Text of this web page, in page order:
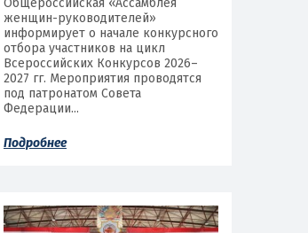
Общероссийская «Ассамблея
женщин-руководителей»
информирует о начале конкурсного
отбора участников на цикл
Всероссийских Конкурсов 2026–
2027 гг. Мероприятия проводятся
под патронатом Совета
Федерации...
Подробнее